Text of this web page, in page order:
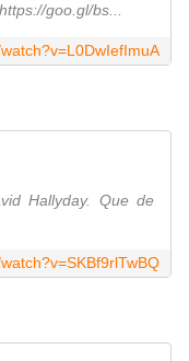
goo.gl/bs...
Hallyday. Que de